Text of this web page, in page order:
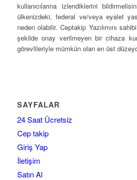
kullanıcılarına izlendiklerini
ülkenizdeki, federal ve/veya eyalet
neden olabilir. Ceptakip Yazılımını
şekilde onay verilmeyen bir cihaza
görevlileriyle mümkün olan en üst
SAYFALAR
24 Saat Ücretsiz
Cep takip
Giriş Yap
İletişim
Satın Al